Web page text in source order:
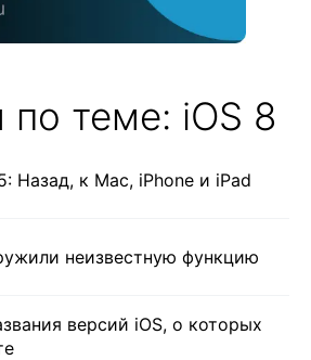
по теме: iOS 8
Назад, к Mac, iPhone и iPad
неизвестную функцию
версий iOS, о которых